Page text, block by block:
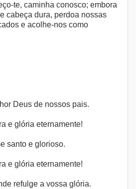
te, caminha conosco; embora
cabeça dura, perdoa nossas
e acolhe-nos como
Deus de nossos pais.
e glória eternamente!
santo e glorioso.
e glória eternamente!
refulge a vossa glória.